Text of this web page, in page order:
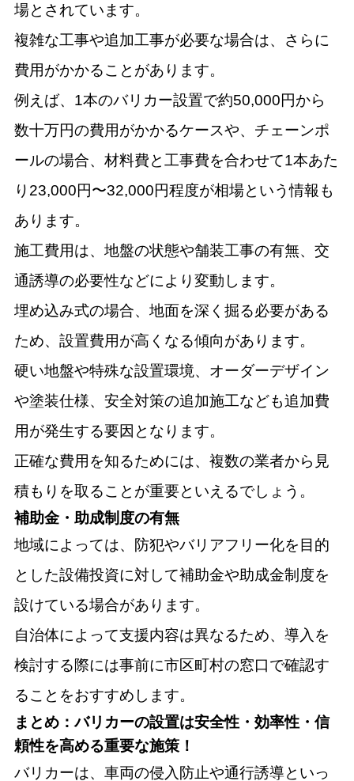
場とされています。
複雑な工事や追加工事が必要な場合は、さらに
費用がかかることがあります。
例えば、1本のバリカー設置で約50,000円から
数十万円の費用がかかるケースや、チェーンポ
ールの場合、材料費と工事費を合わせて1本あた
り23,000円〜32,000円程度が相場という情報も
あります。
施工費用は、地盤の状態や舗装工事の有無、交
通誘導の必要性などにより変動します。
埋め込み式の場合、地面を深く掘る必要がある
ため、設置費用が高くなる傾向があります。
硬い地盤や特殊な設置環境、オーダーデザイン
や塗装仕様、安全対策の追加施工なども追加費
用が発生する要因となります。
正確な費用を知るためには、複数の業者から見
積もりを取ることが重要といえるでしょう。
補助金・助成制度の有無
地域によっては、防犯やバリアフリー化を目的
とした設備投資に対して補助金や助成金制度を
設けている場合があります。
自治体によって支援内容は異なるため、導入を
検討する際には事前に市区町村の窓口で確認す
ることをおすすめします。
まとめ：バリカーの設置は安全性・効率性・信
頼性を高める重要な施策！
バリカーは、車両の侵入防止や通行誘導といっ